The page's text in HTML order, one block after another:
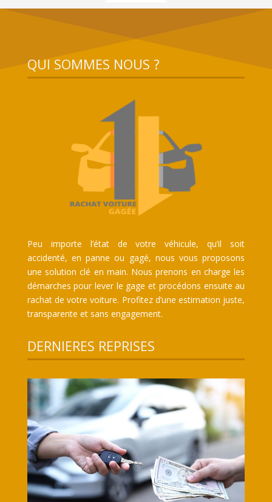
QUI SOMMES NOUS ?
Peu importe l’état de votre véhicule, qu’il soit
accidenté, en panne ou gagé, nous vous proposons
une solution clé en main. Nous prenons en charge les
démarches pour lever le gage et procédons ensuite au
rachat de votre voiture. Profitez d’une estimation juste,
transparente et sans engagement.
DERNIERES REPRISES